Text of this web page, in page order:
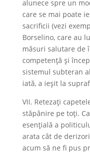
alunece spre un
care se mai poate
sacrificii (vezi
Borselino, care au
măsuri salutare de
competență şi
sistemul subteran
iată, a ieşit la
VII. Retezaţi
stăpânire pe toţi.
esenţială a
arata cât de
acum să ne fi pus